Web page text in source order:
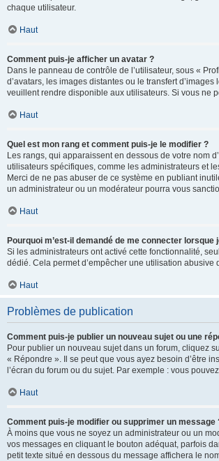
chaque utilisateur.
Haut
Comment puis-je afficher un avatar ?
Dans le panneau de contrôle de l’utilisateur, sous «
d’avatars, les images distantes ou le transfert
veuillent rendre disponible aux utilisateurs. Si vous ne
Haut
Quel est mon rang et comment puis-je le modifier ?
Les rangs, qui apparaissent en dessous de votre nom
utilisateurs spécifiques, comme les administrateurs et
Merci de ne pas abuser de ce système en publiant
un administrateur ou un modérateur pourra vous
Haut
Pourquoi m’est-il demandé de me connecter
Si les administrateurs ont activé cette fonctionnalité,
dédié. Cela permet d’empêcher une utilisation
Haut
Problèmes de publication
Comment puis-je publier un nouveau sujet ou une
Pour publier un nouveau sujet dans un forum, cliquez
« Répondre ». Il se peut que vous ayez besoin d’être
l’écran du forum ou du sujet. Par exemple : vous
Haut
Comment puis-je modifier ou supprimer un message
À moins que vous ne soyez un administrateur ou un
vos messages en cliquant le bouton adéquat, parfois
petit texte situé en dessous du message affichera le